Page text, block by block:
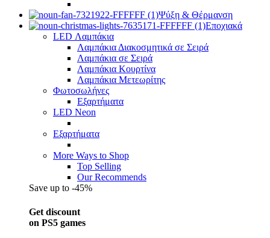
Ψύξη & Θέρμανση
Εποχιακά
LED Λαμπάκια
Λαμπάκια Διακοσμητικά σε Σειρά
Λαμπάκια σε Σειρά
Λαμπάκια Κουρτίνα
Λαμπάκια Μετεωρίτης
Φωτοσωλήνες
Εξαρτήματα
LED Neon
Εξαρτήματα
More Ways to Shop
Top Selling
Our Recommends
Save up to -45%
Get discount
on PS5 games